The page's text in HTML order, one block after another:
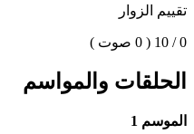
تقييم الزوار
0 / 10 ( 0 صوت )
الحلقات والمواسم
الموسم 1